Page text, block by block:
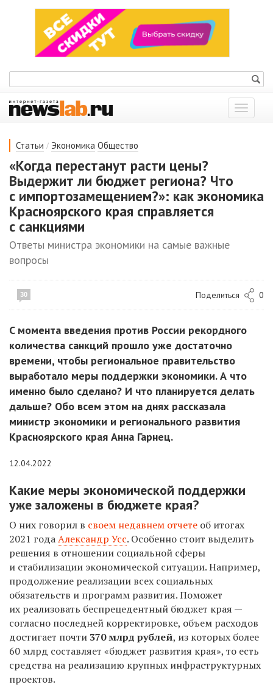
Показать
меню
Статьи / Экономика Общество
«Когда перестанут расти цены?
Выдержит ли бюджет региона? Что
с импортозамещением?»: как экономика
Красноярского края справляется
с санкциями
Ответы министра экономики на самые важные
вопросы
30 Поделиться 0
C момента введения против России рекордного
количества санкций прошло уже достаточно
времени, чтобы региональное правительство
выработало меры поддержки экономики. А что
именно было сделано? И что планируется делать
дальше? Обо всем этом на днях рассказала
министр экономики и регионального развития
Красноярского края Анна Гарнец.
12.04.2022
Какие меры экономической поддержки
уже заложены в бюджете края?
О них говорил в своем недавнем отчете об итогах
2021 годаАлександр Усс. Особенно стоит выделить
решения в отношении социальной сферы
и стабилизации экономической ситуации. Например,
продолжение реализации всех социальных
обязательств и программ развития. Поможет
их реализовать беспрецедентный бюджет края —
согласно последней корректировке, объем расходов
достигает почти 370 млрд рублей, из которых более
60 млрд составляет «бюджет развития края», то есть
средства на реализацию крупных инфраструктурных
проектов.